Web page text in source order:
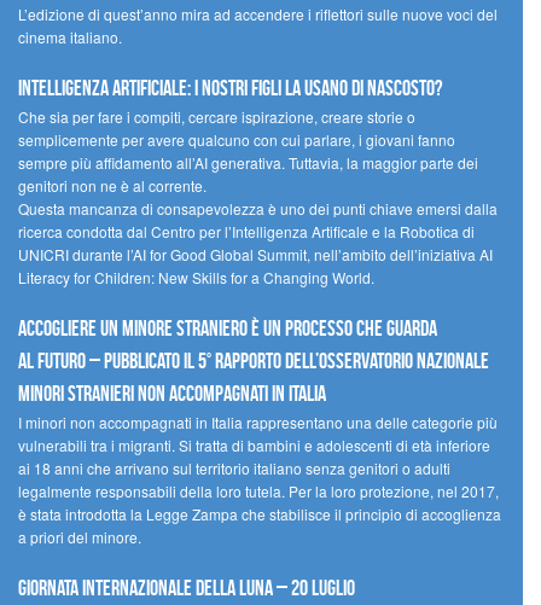
L’edizione di quest’anno mira ad accendere i riflettori sulle nuove voci del
cinema italiano.
Intelligenza artificiale: i nostri figli la usano di nascosto?
Che sia per fare i compiti, cercare ispirazione, creare storie o
semplicemente per avere qualcuno con cui parlare, i giovani fanno
sempre più affidamento all’AI generativa. Tuttavia, la maggior parte dei
genitori non ne è al corrente.
Questa mancanza di consapevolezza è uno dei punti chiave emersi dalla
ricerca condotta dal Centro per l’Intelligenza Artificale e la Robotica di
UNICRI durante l’AI for Good Global Summit, nell’ambito dell’iniziativa AI
Literacy for Children: New Skills for a Changing World.
Accogliere un minore straniero è un processo che guarda
al futuro – Pubblicato il 5° rapporto dell’Osservatorio Nazionale
Minori Stranieri Non Accompagnati in Italia
I minori non accompagnati in Italia rappresentano una delle categorie più
vulnerabili tra i migranti. Si tratta di bambini e adolescenti di età inferiore
ai 18 anni che arrivano sul territorio italiano senza genitori o adulti
legalmente responsabili della loro tutela. Per la loro protezione, nel 2017,
è stata introdotta la Legge Zampa che stabilisce il principio di accoglienza
a priori del minore.
Giornata Internazionale della Luna – 20 luglio